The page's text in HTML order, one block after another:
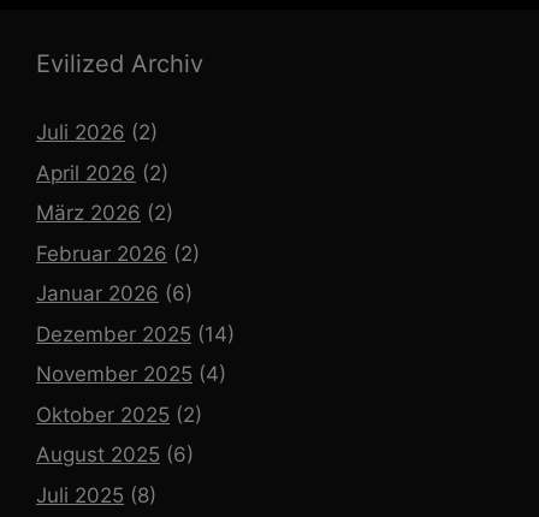
Evilized Archiv
Juli 2026 (2)
April 2026 (2)
März 2026 (2)
Februar 2026 (2)
Januar 2026 (6)
Dezember 2025 (14)
November 2025 (4)
Oktober 2025 (2)
August 2025 (6)
Juli 2025 (8)